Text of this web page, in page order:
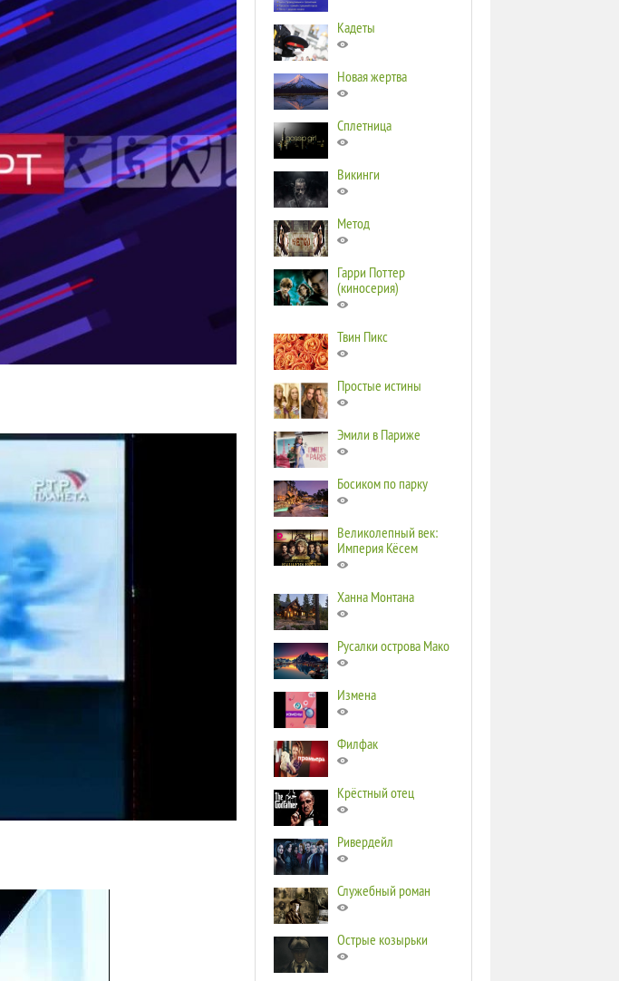
Кадеты
Новая жертва
Сплетница
Викинги
Метод
Гарри Поттер
(киносерия)
Твин Пикс
Простые истины
Эмили в Париже
Босиком по парку
Великолепный век:
Империя Кёсем
Ханна Монтана
Русалки острова Мако
Измена
Филфак
Крёстный отец
Ривердейл
Служебный роман
Острые козырьки